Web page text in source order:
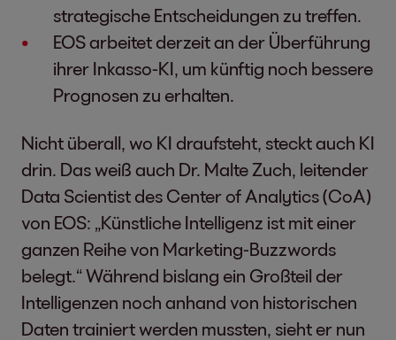
strategische Entscheidungen zu treffen.
EOS arbeitet derzeit an der Überführung
ihrer Inkasso-KI, um künftig noch bessere
Prognosen zu erhalten.
Nicht überall, wo KI draufsteht, steckt auch KI
drin. Das weiß auch Dr. Malte Zuch, leitender
Data Scientist des Center of Analytics (CoA)
von EOS: „Künstliche Intelligenz ist mit einer
ganzen Reihe von Marketing-Buzzwords
belegt.“ Während bislang ein Großteil der
Intelligenzen noch anhand von historischen
Daten trainiert werden mussten, sieht er nun